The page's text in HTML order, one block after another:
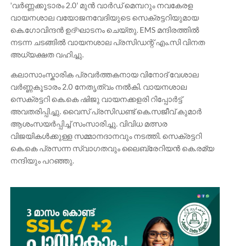
'വർണ്ണക്കൂടാരം 2.0' മുൻ വാർഡ് മെമ്പറും നവകേരള
വായനശാല വയോജനവേദിയുടെ സെക്രട്ടറിയുമായ
കെ.ഗോവിന്ദൻ ഉദ്ഘാടനം ചെയ്തു. EMS മന്ദിരത്തിൽ
നടന്ന ചടങ്ങിൽ വായനശാല പ്രസിഡന്റ് എം.സി വിനത
അധ്യക്ഷത വഹിച്ചു.
കലാസാംസ്കാരിക പ്രവർത്തകനായ വിനോദ് വേശാല
വർണ്ണകൂടാരം 2.0 നേതൃത്വം നൽകി. വായനശാല
സെക്രട്ടറി കെ.കെ ഷിജു വായനക്കളരി റിപ്പോർട്ട്
അവതരിപ്പിച്ചു. വൈസ് പ്രസിഡണ്ട് കെ.സജീവ് കുമാർ
ആശംസയർപ്പിച്ച് സംസാരിച്ചു. വിവിധ മത്സര
വിജയികൾക്കുള്ള സമ്മാനദാനവും നടത്തി. സെക്രട്ടറി
കെ.കെ പ്രസന്ന സ്വാഗതവും ലൈബ്രേറിയൻ കെ.രമ്യ
നന്ദിയും പറഞ്ഞു.